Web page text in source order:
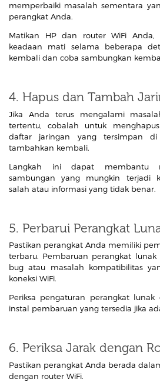
memperbaiki masalah sementara
perangkat Anda.
Matikan HP dan router WiFi Anda,
keadaan mati selama beberapa
kembali dan coba sambungkan
4. Hapus dan Tambah
Jika Anda terus mengalami
tertentu, cobalah untuk
daftar jaringan yang tersimpan
tambahkan kembali.
Langkah ini dapat membantu
sambungan yang mungkin terjadi
salah atau informasi yang tidak benar.
5. Perbarui Perangkat
Pastikan perangkat Anda memiliki
terbaru. Pembaruan perangkat
bug atau masalah kompatibilitas
koneksi WiFi.
Periksa pengaturan perangkat
instal pembaruan yang tersedia jika
6. Periksa Jarak dengan
Pastikan perangkat Anda berada
dengan router WiFi.